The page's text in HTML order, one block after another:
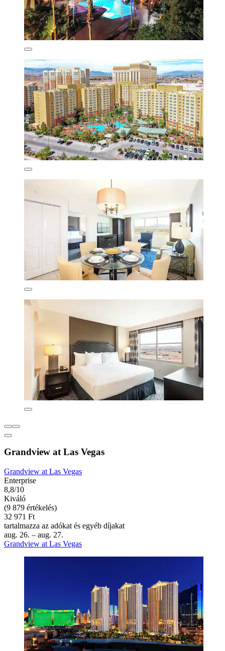
Grandview at Las Vegas
Grandview at Las Vegas
Enterprise
8,8/10
Kiváló
(9 879 értékelés)
32 971 Ft
tartalmazza az adókat és egyéb díjakat
aug. 26. – aug. 27.
Grandview at Las Vegas